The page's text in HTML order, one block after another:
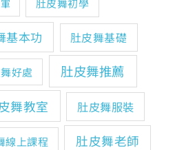
肚皮舞初學
基本功 肚皮舞基礎
好處
肚皮舞推薦
舞教室 肚皮舞服裝
線上課程 肚皮舞老師